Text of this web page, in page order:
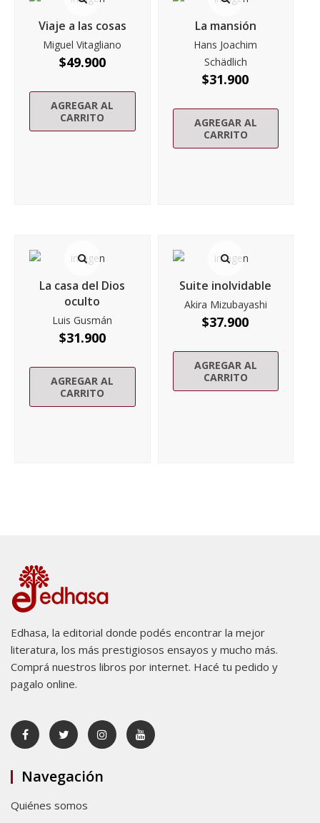
Viaje a las cosas
Miguel Vitagliano
$49.900
AGREGAR AL
CARRITO
La mansión
Hans Joachim
Schädlich
$31.900
AGREGAR AL
CARRITO
La casa del Dios
oculto
Luis Gusmán
$31.900
AGREGAR AL
CARRITO
Suite inolvidable
Akira Mizubayashi
$37.900
AGREGAR AL
CARRITO
Edhasa, la editorial donde podés encontrar la mejor
literatura, los más prestigiosos ensayos y mucho más.
Comprá nuestros libros por internet. Hacé tu pedido y
pagalo online.
Navegación
Quiénes somos